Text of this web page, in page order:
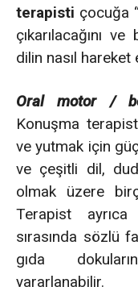
terapisti çocuğa
çıkarılacağını
dilin nasıl
Oral motor /
Konuşma
ve yutmak için
ve çeşitli dil,
olmak üzere
Terapist
sırasında sözlü
gıda
yararlanabilir.